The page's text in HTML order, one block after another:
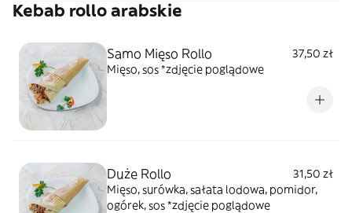
Kebab rollo arabskie
Samo Mięso Rollo
37,50 zł
Mięso, sos *zdjęcie poglądowe
Duże Rollo
31,50 zł
Mięso, surówka, sałata lodowa, pomidor,
ogórek, sos *zdjęcie poglądowe